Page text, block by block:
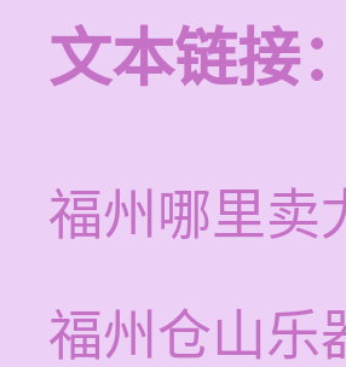
文本链接：
福州哪里卖
福州仓山乐